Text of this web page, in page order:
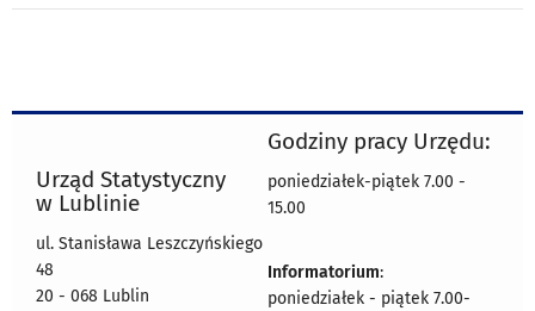
Urząd Statystyczny
w Lublinie
ul. Stanisława Leszczyńskiego
48
20 - 068 Lublin
Godziny pracy Urzędu:
poniedziałek-piątek 7.00 -
15.00
Informatorium:
poniedziałek - piątek 7.00-